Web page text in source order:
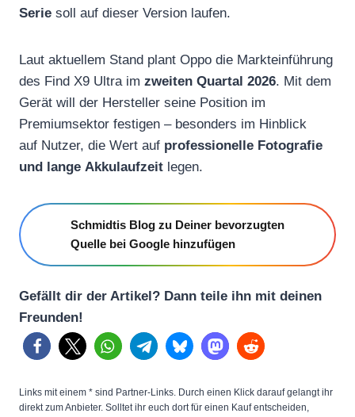
Serie soll auf dieser Version laufen.
Laut aktuellem Stand plant Oppo die Markteinführung
des Find X9 Ultra im zweiten Quartal 2026. Mit dem
Gerät will der Hersteller seine Position im
Premiumsektor festigen – besonders im Hinblick
auf Nutzer, die Wert auf professionelle Fotografie
und lange Akkulaufzeit legen.
Schmidtis Blog zu Deiner bevorzugten
Quelle bei Google hinzufügen
Gefällt dir der Artikel? Dann teile ihn mit deinen
Freunden!
Links mit einem * sind Partner-Links. Durch einen Klick darauf gelangt ihr
direkt zum Anbieter. Solltet ihr euch dort für einen Kauf entscheiden,